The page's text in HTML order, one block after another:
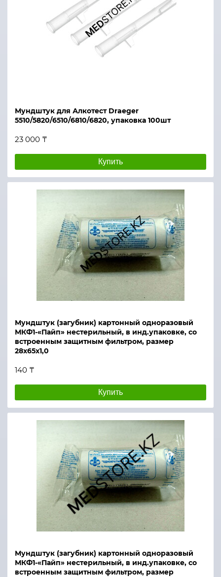
Мундштук для Алкотест Draeger
5510/5820/6510/6810/6820, упаковка 100шт
23 000 ₸
Купить
Мундштук (загубник) картонный одноразовый
МКФ1-«Пайп» нестерильный, в инд.упаковке, со
встроенным защитным фильтром, размер
28х65х1,0
140 ₸
Купить
Мундштук (загубник) картонный одноразовый
МКФ1-«Пайп» нестерильный, в инд.упаковке, со
встроенным защитным фильтром, размер